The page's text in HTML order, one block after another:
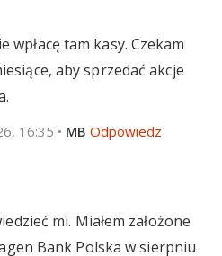
wpłacę tam kasy. Czekam
aby sprzedać akcje
16:35 • MB Odpowiedz
mi. Miałem założone
Bank Polska w sierpniu